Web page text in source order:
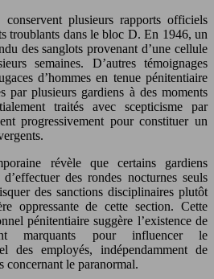
conservent plusieurs rapports officiels
troublants dans le bloc D. En 1946, un
des sanglots provenant d’une cellule
semaines. D’autres témoignages
d’hommes en tenue pénitentiaire
par plusieurs gardiens à des moments
traités avec scepticisme par
progressivement pour constituer un
révèle que certains gardiens
des rondes nocturnes seuls
des sanctions disciplinaires plutôt
oppressante de cette section. Cette
pénitentiaire suggère l’existence de
marquants pour influencer le
des employés, indépendamment de
concernant le paranormal.